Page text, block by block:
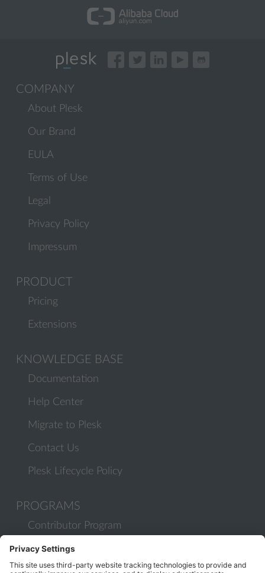
COMPANY
About Plesk
Our Brand
EULA
Terms of Use
Legal
Privacy Policy
Impressum
PRODUCT
Pricing
Extensions
KNOWLEDGE BASE
Documentation
Help Center
Migrate to Plesk
Contact Us
Plesk Lifecycle Policy
PROGRAMS
Contributor Program
Partner Program